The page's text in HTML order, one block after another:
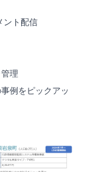
ント配信
理
例をピックアッ